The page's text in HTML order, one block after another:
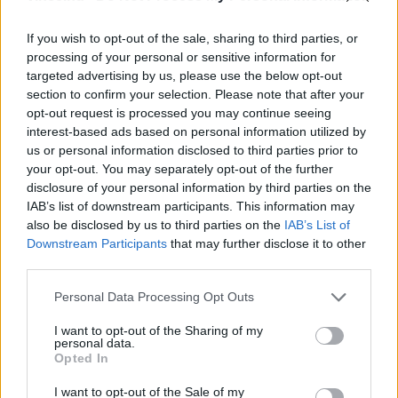
If you wish to opt-out of the sale, sharing to third parties, or
processing of your personal or sensitive information for
targeted advertising by us, please use the below opt-out
section to confirm your selection. Please note that after your
opt-out request is processed you may continue seeing
interest-based ads based on personal information utilized by
us or personal information disclosed to third parties prior to
your opt-out. You may separately opt-out of the further
disclosure of your personal information by third parties on the
IAB’s list of downstream participants. This information may
also be disclosed by us to third parties on the IAB’s List of
Downstream Participants that may further disclose it to other
Please note that this website/app uses one or more Google
not limited to your visit or usage behaviour. You may click to
grant or deny consent to Google and its third-party tags to
use your data for below specified purposes in below Google
consent section.
Personal Data Processing Opt Outs
I want to opt-out of the Sharing of my
personal data.
Opted In
I want to opt-out of the Sale of my
manapság divatos pankó morzsát.
Az olajas kiegészítést leszámítva innentől